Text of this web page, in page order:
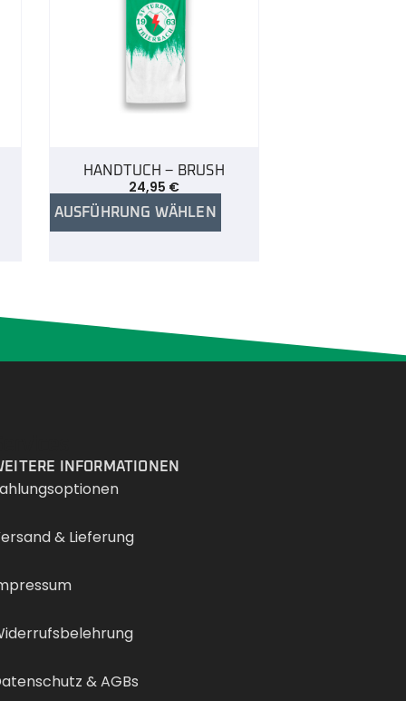
HANDTUCH – BRUSH
24,95 €
AUSFÜHRUNG WÄHLEN
INFORMATIONEN
& Lieferung
& AGBs